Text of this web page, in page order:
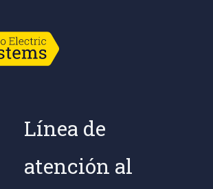
Línea de
atención al